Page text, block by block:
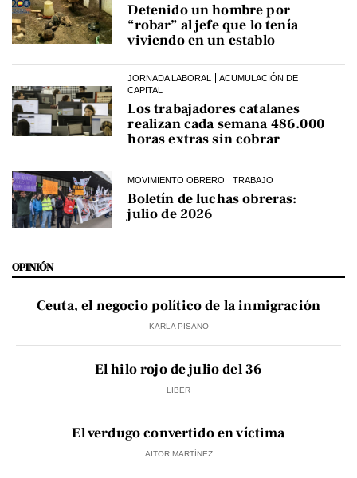
Detenido un hombre por
“robar” al jefe que lo tenía
viviendo en un establo
JORNADA LABORAL
ACUMULACIÓN DE
CAPITAL
Los trabajadores catalanes
realizan cada semana 486.000
horas extras sin cobrar
MOVIMIENTO OBRERO TRABAJO
Boletín de luchas obreras:
julio de 2026
OPINIÓN
Ceuta, el negocio político de la inmigración
KARLA PISANO
El hilo rojo de julio del 36
LIBER
El verdugo convertido en víctima
AITOR MARTÍNEZ